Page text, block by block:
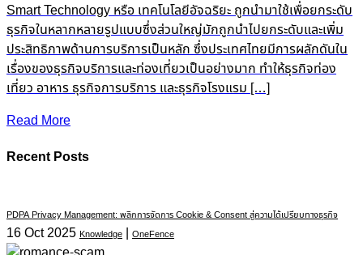
Smart Technology หรือ เทคโนโลยีอัจฉริยะ ถูกนำมาใช้เพื่อยกระดับ
ธุรกิจในหลากหลายรูปแบบซึ่งส่วนใหญ่มักถูกนำไปยกระดับและเพิ่ม
ประสิทธิภาพด้านการบริการเป็นหลัก ซึ่งประเทศไทยมีการผลักดันใน
เรื่องของธุรกิจบริการและท่องเที่ยวเป็นอย่างมาก ทำให้ธุรกิจท่อง
เที่ยว อาหาร ธุรกิจการบริการ และธุรกิจโรงแรม […]
Read More
Recent Posts
PDPA Privacy Management: พลิกการจัดการ Cookie & Consent สู่ความได้เปรียบทางธุรกิจ
16 Oct 2025 Knowledge | OneFence